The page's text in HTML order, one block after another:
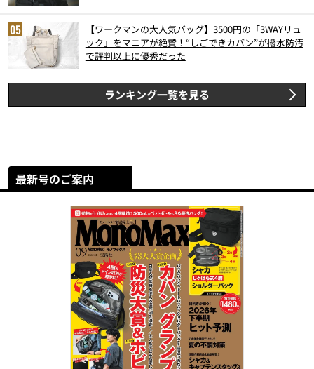
【ワークマンの大人気バッグ】3500円の「3WAYリュ
ック」をマニアが絶賛！“しごできカバン”が撥水防汚
で評判以上に優秀だった
ランキング一覧を見る
最新号のご案内